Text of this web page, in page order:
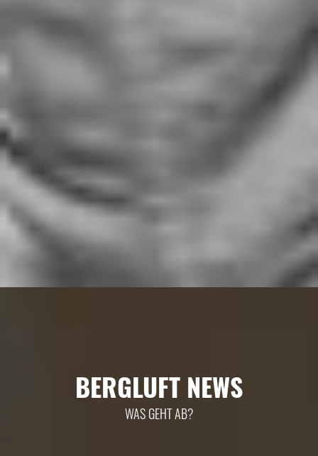
BERGLUFT NEWS
WAS GEHT AB?